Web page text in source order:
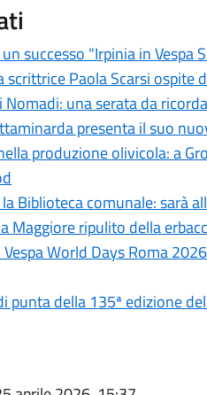
successo "Irpinia in Vespa
scrittrice Paola Scarsi ospite
una serata da
presenta il suo
produzione olivicola: a
Biblioteca comunale: sarà
Maggiore ripulito della
World Days Roma 2026
punta della 135ª edizione